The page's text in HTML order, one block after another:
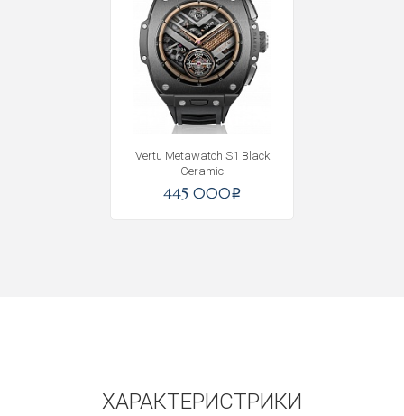
Vertu Metawatch S1 Black
Ceramic
445 000i
ХАРАКТЕРИСТРИКИ
Получать на почту